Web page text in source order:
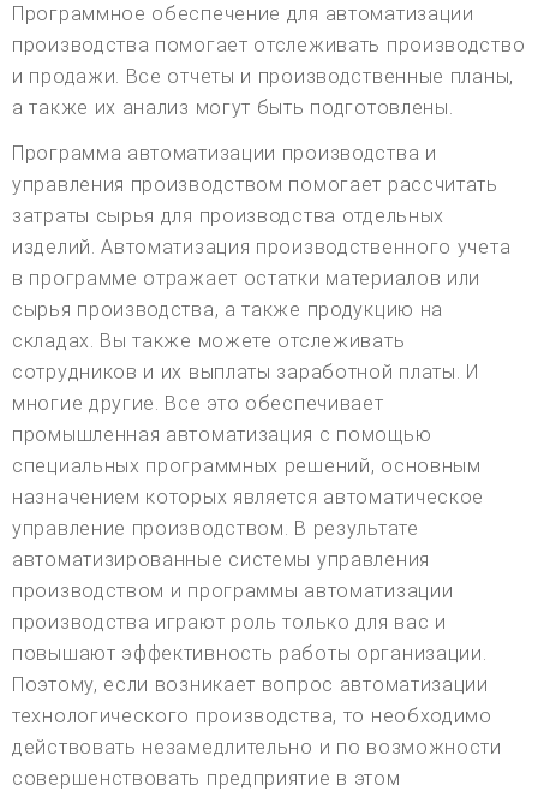
Программное обеспечение для автоматизации
производства помогает отслеживать производство
и продажи. Все отчеты и производственные планы,
а также их анализ могут быть подготовлены.
Программа автоматизации производства и
управления производством помогает рассчитать
затраты сырья для производства отдельных
изделий. Автоматизация производственного учета
в программе отражает остатки материалов или
сырья производства, а также продукцию на
складах. Вы также можете отслеживать
сотрудников и их выплаты заработной платы. И
многие другие. Все это обеспечивает
промышленная автоматизация с помощью
специальных программных решений, основным
назначением которых является автоматическое
управление производством. В результате
автоматизированные системы управления
производством и программы автоматизации
производства играют роль только для вас и
повышают эффективность работы организации.
Поэтому, если возникает вопрос автоматизации
технологического производства, то необходимо
действовать незамедлительно и по возможности
совершенствовать предприятие в этом